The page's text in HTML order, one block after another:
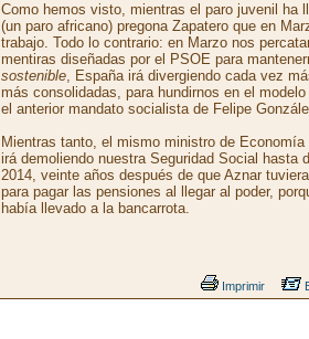
Como hemos visto, mientras el paro juvenil ha
(un paro africano) pregona Zapatero que en
trabajo. Todo lo contrario: en Marzo nos
mentiras diseñadas por el PSOE para
sostenible, España irá divergiendo cada vez
más consolidadas, para hundirnos en el
el anterior mandato socialista de Felipe
Mientras tanto, el mismo ministro de
irá demoliendo nuestra Seguridad Social hasta
2014, veinte años después de que Aznar
para pagar las pensiones al llegar al poder,
había llevado a la bancarrota.
Imprimir